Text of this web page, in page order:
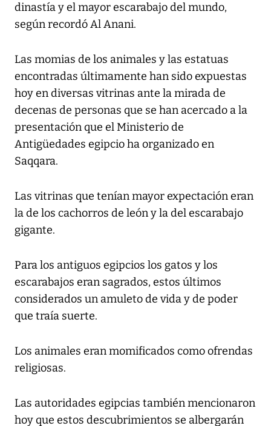
dinastía y el mayor escarabajo del mundo,
según recordó Al Anani.
Las momias de los animales y las estatuas
encontradas últimamente han sido expuestas
hoy en diversas vitrinas ante la mirada de
decenas de personas que se han acercado a la
presentación que el Ministerio de
Antigüedades egipcio ha organizado en
Saqqara.
Las vitrinas que tenían mayor expectación eran
la de los cachorros de león y la del escarabajo
gigante.
Para los antiguos egipcios los gatos y los
escarabajos eran sagrados, estos últimos
considerados un amuleto de vida y de poder
que traía suerte.
Los animales eran momificados como ofrendas
religiosas.
Las autoridades egipcias también mencionaron
hoy que estos descubrimientos se albergarán